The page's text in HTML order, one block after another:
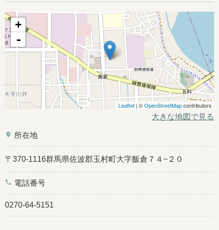
+
-
Leaflet | ©OpenStreetMapcontributors
大きな地図で見る
place 所在地
〒370-1116群馬県佐波郡玉村町大字飯倉７４−２０
phone 電話番号
0270-64-5151